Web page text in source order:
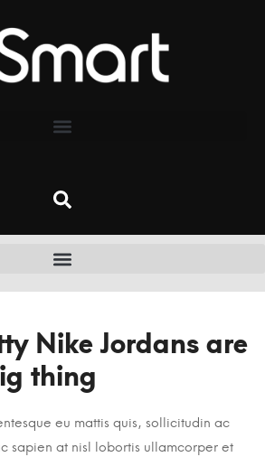
Nike Jordans are
thing
eu mattis quis, sollicitudin ac
sapien at nisl lobortis ullamcorper et